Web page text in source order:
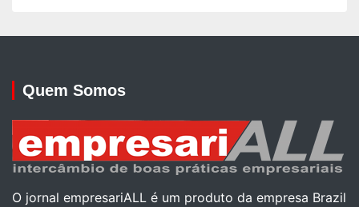
Quem Somos
O jornal empresariALL é um produto da empresa Brazil